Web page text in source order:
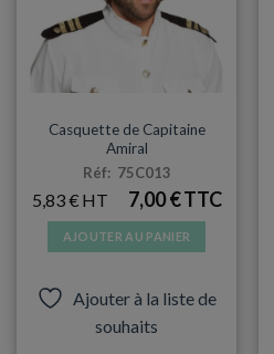
Casquette de Capitaine
Amiral
Réf: 75C013
5,83€ 7,00€
AJOUTER AU PANIER
Ajouter à la liste de
souhaits